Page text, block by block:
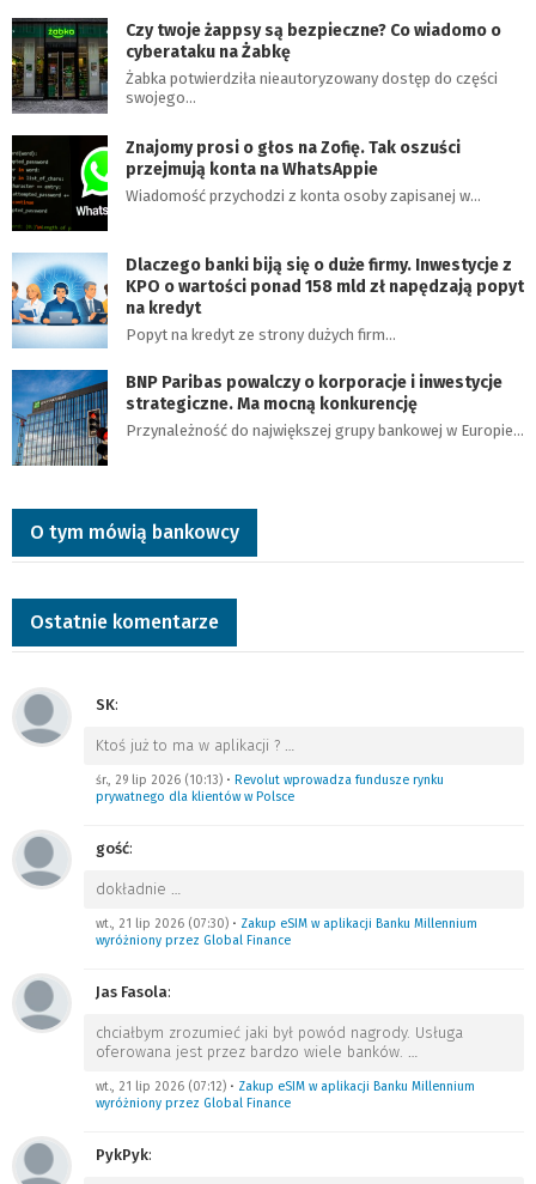
Czy twoje żappsy są bezpieczne? Co wiadomo o
cyberataku na Żabkę
Żabka potwierdziła nieautoryzowany dostęp do części
swojego…
Znajomy prosi o głos na Zofię. Tak oszuści
przejmują konta na WhatsAppie
Wiadomość przychodzi z konta osoby zapisanej w…
Dlaczego banki biją się o duże firmy. Inwestycje z
KPO o wartości ponad 158 mld zł napędzają popyt
na kredyt
Popyt na kredyt ze strony dużych firm…
BNP Paribas powalczy o korporacje i inwestycje
strategiczne. Ma mocną konkurencję
Przynależność do największej grupy bankowej w Europie…
O tym mówią bankowcy
Ostatnie komentarze
SK:
Ktoś już to ma w aplikacji ? …
śr., 29 lip 2026 (10:13) • Revolut wprowadza fundusze rynku
prywatnego dla klientów w Polsce
gość:
dokładnie …
wt., 21 lip 2026 (07:30) • Zakup eSIM w aplikacji Banku Millennium
wyróżniony przez Global Finance
Jas Fasola:
chciałbym zrozumieć jaki był powód nagrody. Usługa
oferowana jest przez bardzo wiele banków. …
wt., 21 lip 2026 (07:12) • Zakup eSIM w aplikacji Banku Millennium
wyróżniony przez Global Finance
PykPyk: